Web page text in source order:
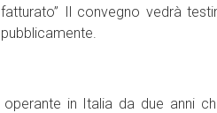
Il convegno vedrà
operante in Italia da due anni